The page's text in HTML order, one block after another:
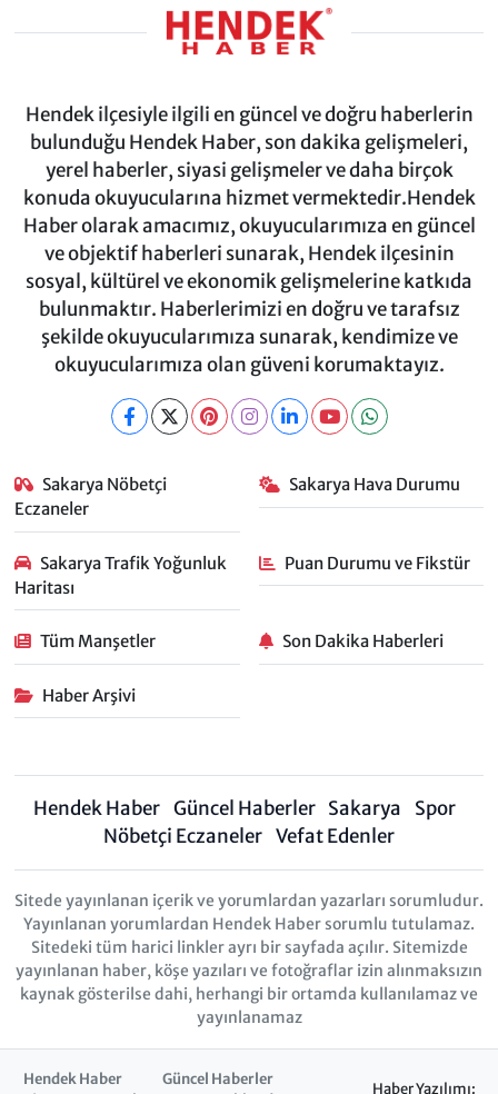
Hendek ilçesiyle ilgili en güncel ve doğru haberlerin
bulunduğu Hendek Haber, son dakika gelişmeleri,
yerel haberler, siyasi gelişmeler ve daha birçok
konuda okuyucularına hizmet vermektedir.Hendek
Haber olarak amacımız, okuyucularımıza en güncel
ve objektif haberleri sunarak, Hendek ilçesinin
sosyal, kültürel ve ekonomik gelişmelerine katkıda
bulunmaktır. Haberlerimizi en doğru ve tarafsız
şekilde okuyucularımıza sunarak, kendimize ve
okuyucularımıza olan güveni korumaktayız.
Sakarya Nöbetçi
Eczaneler
Sakarya Hava Durumu
Sakarya Trafik Yoğunluk
Haritası
Puan Durumu ve Fikstür
Tüm Manşetler Son Dakika Haberleri
Haber Arşivi
Hendek Haber Güncel Haberler Sakarya
Spor
Nöbetçi Eczaneler Vefat Edenler
Sitede yayınlanan içerik ve yorumlardan yazarları sorumludur.
Yayınlanan yorumlardan Hendek Haber sorumlu tutulamaz.
Sitedeki tüm harici linkler ayrı bir sayfada açılır. Sitemizde
yayınlanan haber, köşe yazıları ve fotoğraflar izin alınmaksızın
kaynak gösterilse dahi, herhangi bir ortamda kullanılamaz ve
yayınlanamaz
Hendek Haber
Güncel Haberler
Haber Yazılımı: